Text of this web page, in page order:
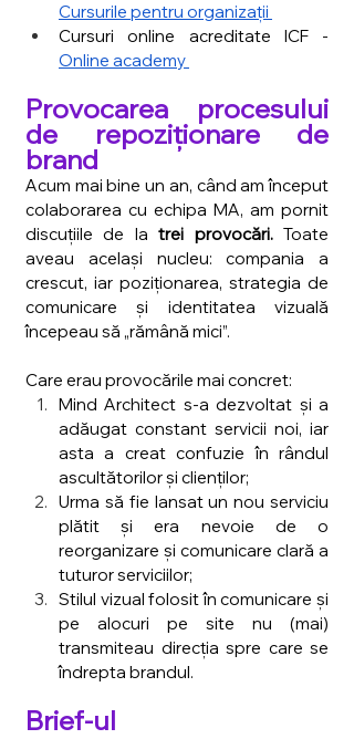
Cursurile pentru organizații
Online academy
Provocarea procesului
de repoziționare de
brand
Acum mai bine un an, când am început
colaborarea cu echipa MA, am pornit
discuțiile de la trei provocări. Toate
aveau același nucleu: compania a
crescut, iar poziționarea, strategia de
comunicare și identitatea vizuală
începeau să „rămână mici”.
Care erau provocările mai concret:
Mind Architect s-a dezvoltat și a
adăugat constant servicii noi, iar
asta a creat confuzie în rândul
ascultătorilor și clienților;
Urma să fie lansat un nou serviciu
plătit și era nevoie de o
reorganizare și comunicare clară a
tuturor serviciilor;
Stilul vizual folosit în comunicare și
pe alocuri pe site nu (mai)
transmiteau direcția spre care se
îndrepta brandul.
Brief-ul